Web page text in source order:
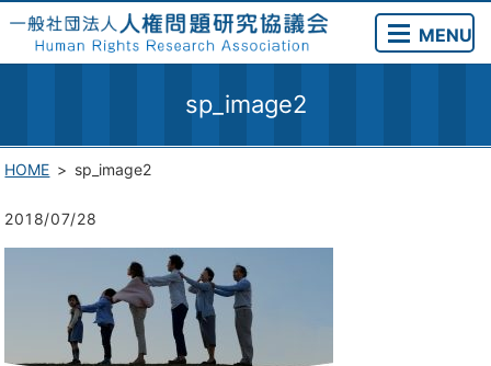
MENU
sp_image2
HOME sp_image2
2018/07/28